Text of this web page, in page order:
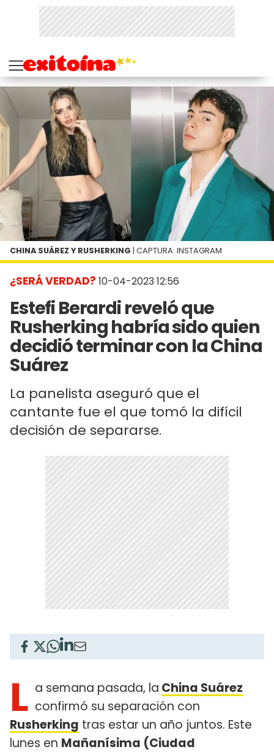
¿SERÁ VERDAD? 10-04-2023 12:56
Estefi Berardi reveló que
Rusherking habría sido quien
decidió terminar con la China
Suárez
La panelista aseguró que el
cantante fue el que tomó la difícil
decisión de separarse.
CHINA SUÁREZ Y RUSHERKING | CAPTURA: INSTAGRAM
L a semana pasada, la China Suárez
confirmó su separación con
Rusherking tras estar un año juntos. Este
lunes en Mañanísima (Ciudad